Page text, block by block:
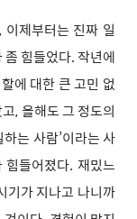
제부터는 진짜 일
힘들었다. 작년에
에 대한 큰 고민 없
, 올해도 그 정도의
는 사람’이라는 사
들어졌다. 재밌느
기가 지나고 나니까